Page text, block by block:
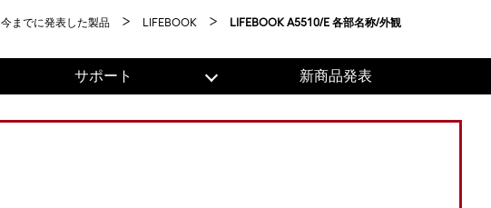
今までに発表した製品 LIFEBOOK LIFEBOOK A5510/E 各部名称/外観
サポート 新商品発表